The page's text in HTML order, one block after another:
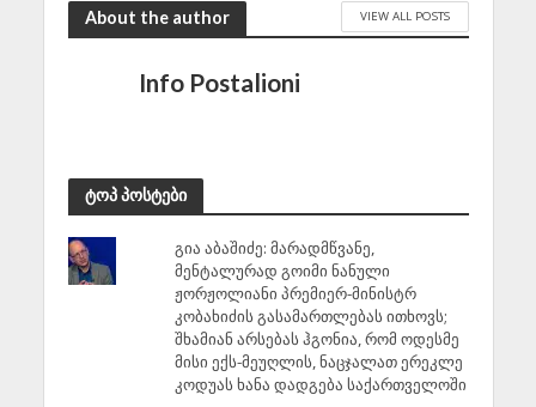
About the author VIEW ALL POSTS
Info Postalioni
ტოპ პოსტები
გია აბაშიძე: მარადმწვანე,
მენტალურად გოიმი ნანული
ჟორჟოლიანი პრემიერ-მინისტრ
კობახიძის გასამართლებას ითხოვს;
შხამიან არსებას ჰგონია, რომ ოდესმე
მისი ექს-მეუღლის, ნაცჯალათ ერეკლე
კოდუას ხანა დადგება საქართველოში